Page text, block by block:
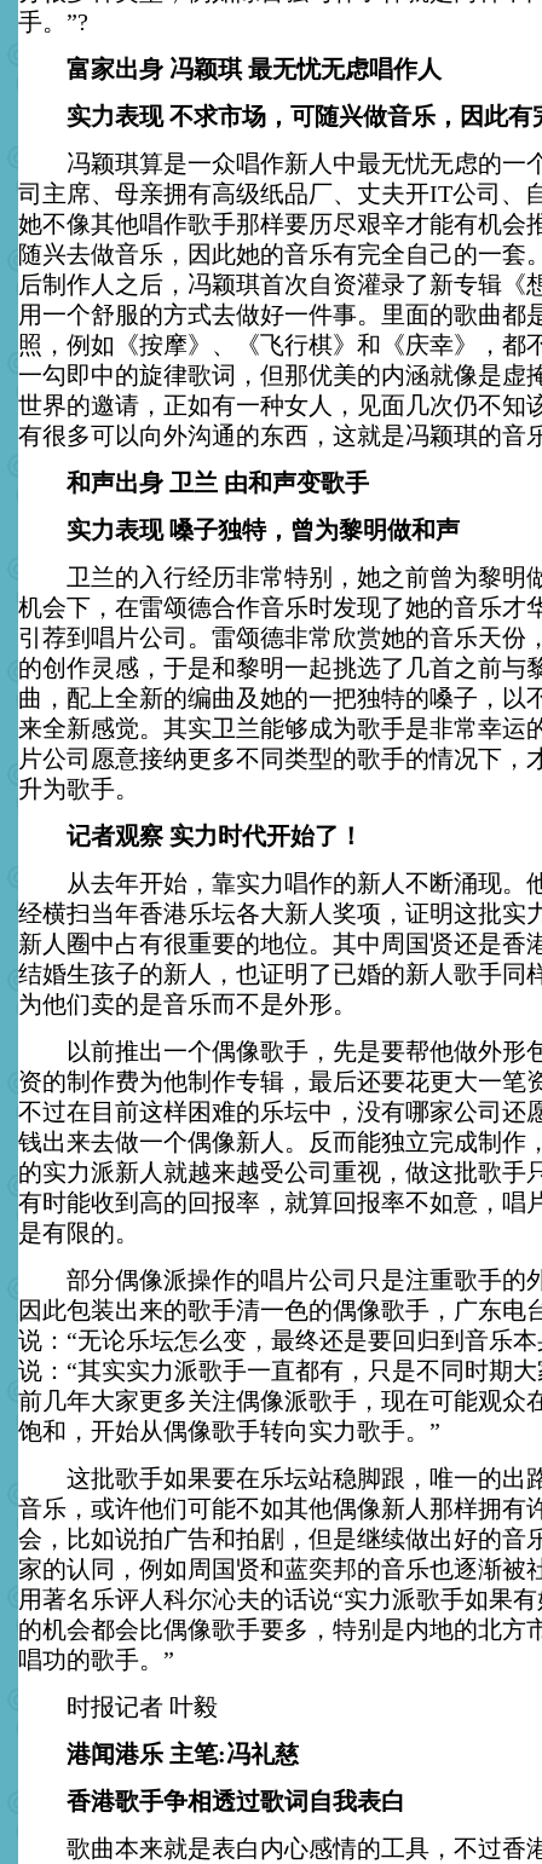
手。”?
富家出身 冯颖琪 最无忧无虑唱作人
实力表现 不求市场，可随兴做音乐，因此有
冯颖琪算是一众唱作新人中最无忧无虑的一
司主席、母亲拥有高级纸品厂、丈夫开IT公司、
她不像其他唱作歌手那样要历尽艰辛才能有机会
随兴去做音乐，因此她的音乐有完全自己的一套
后制作人之后，冯颖琪首次自资灌录了新专辑《
用一个舒服的方式去做好一件事。里面的歌曲都
照，例如《按摩》、《飞行棋》和《庆幸》，都
一勾即中的旋律歌词，但那优美的内涵就像是虚
世界的邀请，正如有一种女人，见面几次仍不知
有很多可以向外沟通的东西，这就是冯颖琪的音
和声出身 卫兰 由和声变歌手
实力表现 嗓子独特，曾为黎明做和声
卫兰的入行经历非常特别，她之前曾为黎明
机会下，在雷颂德合作音乐时发现了她的音乐才
引荐到唱片公司。雷颂德非常欣赏她的音乐天份
的创作灵感，于是和黎明一起挑选了几首之前与
曲，配上全新的编曲及她的一把独特的嗓子，以
来全新感觉。其实卫兰能够成为歌手是非常幸运
片公司愿意接纳更多不同类型的歌手的情况下，
升为歌手。
记者观察 实力时代开始了！
从去年开始，靠实力唱作的新人不断涌现。
经横扫当年香港乐坛各大新人奖项，证明这批实
新人圈中占有很重要的地位。其中周国贤还是香
结婚生孩子的新人，也证明了已婚的新人歌手同
为他们卖的是音乐而不是外形。
以前推出一个偶像歌手，先是要帮他做外形
资的制作费为他制作专辑，最后还要花更大一笔
不过在目前这样困难的乐坛中，没有哪家公司还
钱出来去做一个偶像新人。反而能独立完成制作
的实力派新人就越来越受公司重视，做这批歌手
有时能收到高的回报率，就算回报率不如意，唱
是有限的。
部分偶像派操作的唱片公司只是注重歌手的
因此包装出来的歌手清一色的偶像歌手，广东电
说：“无论乐坛怎么变，最终还是要回归到音乐
说：“其实实力派歌手一直都有，只是不同时期
前几年大家更多关注偶像派歌手，现在可能观众
饱和，开始从偶像歌手转向实力歌手。”
这批歌手如果要在乐坛站稳脚跟，唯一的出
音乐，或许他们可能不如其他偶像新人那样拥有
会，比如说拍广告和拍剧，但是继续做出好的音
家的认同，例如周国贤和蓝奕邦的音乐也逐渐被
用著名乐评人科尔沁夫的话说“实力派歌手如果
的机会都会比偶像歌手要多，特别是内地的北方
唱功的歌手。”
时报记者 叶毅
港闻港乐 主笔:冯礼慈
香港歌手争相透过歌词自我表白
歌曲本来就是表白内心感情的工具，不过香